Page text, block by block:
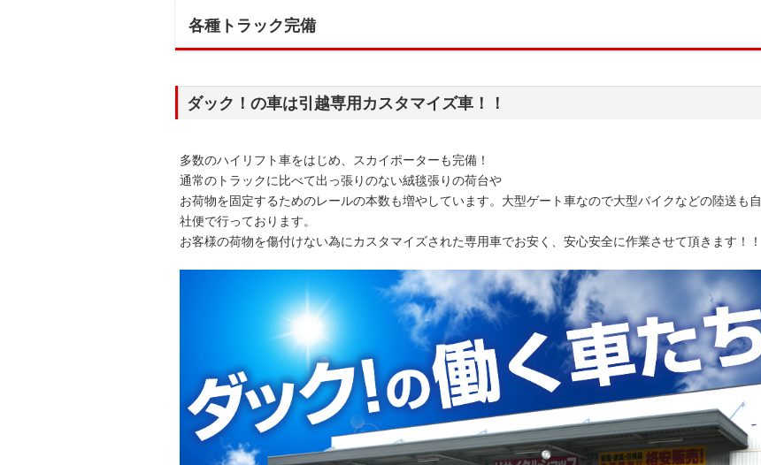
各種トラック完備
ダック！の車は引越専用カスタマイズ車！！
多数のハイリフト車をはじめ、スカイポーターも完備！
通常のトラックに比べて出っ張りのない絨毯張りの荷台や
お荷物を固定するためのレールの本数も増やしています。大型ゲート車なので大型バイクなどの陸送も自
社便で行っております。
お客様の荷物を傷付けない為にカスタマイズされた専用車でお安く、安心安全に作業させて頂きます！！